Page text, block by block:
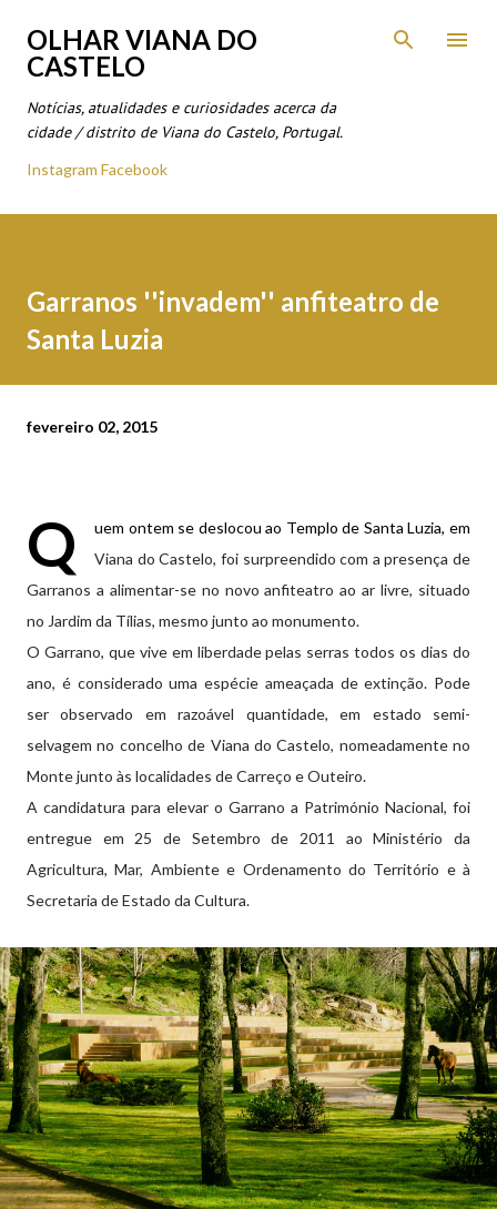
Avançar para o conteúdo principal
OLHAR VIANA DO
CASTELO
Notícias, atualidades e curiosidades acerca da
cidade / distrito de Viana do Castelo, Portugal.
Instagram Facebook
Garranos ''invadem'' anfiteatro de
Santa Luzia
fevereiro 02, 2015
Q
uem ontem se deslocou ao Templo de Santa Luzia, em
Viana do Castelo, foi surpreendido com a presença de
Garranos a alimentar-se no novo anfiteatro ao ar livre, situado
no Jardim da Tílias, mesmo junto ao monumento.
O Garrano, que vive em liberdade pelas serras todos os dias do
ano, é considerado uma espécie ameaçada de extinção. Pode
ser observado em razoável quantidade, em estado semi-
selvagem no concelho de Viana do Castelo, nomeadamente no
Monte junto às localidades de Carreço e Outeiro.
A candidatura para elevar o Garrano a Património Nacional, foi
entregue em 25 de Setembro de 2011 ao Ministério da
Agricultura, Mar, Ambiente e Ordenamento do Território e à
Secretaria de Estado da Cultura.